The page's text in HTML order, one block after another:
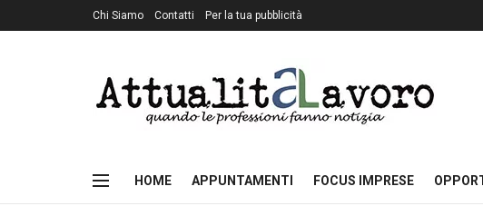
Chi Siamo Contatti Per la tua pubblicità
HOME APPUNTAMENTI FOCUS IMPRESE